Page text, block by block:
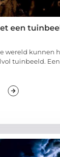
een
wereld kunnen
tuinbeeld.